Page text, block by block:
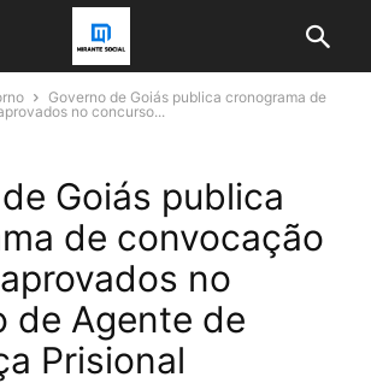
Governo de Goiás publica cronograma de
no concurso...
Goiás publica
de convocação
no
de Agente de
Prisional